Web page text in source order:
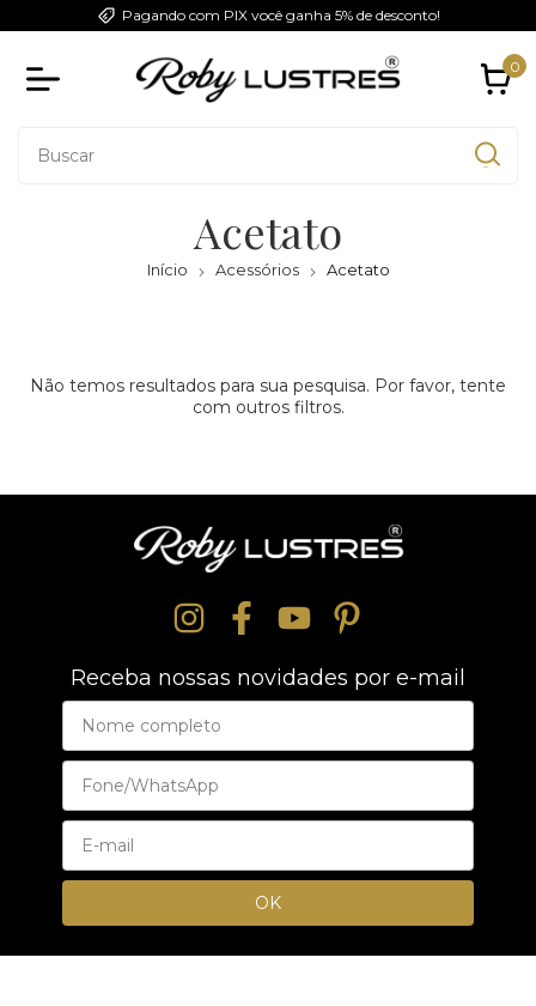
Pagando com PIX você ganha 5% de desconto!
0
Acetato
Início Acessórios Acetato
Não temos resultados para sua pesquisa. Por favor, tente
com outros filtros.
Receba nossas novidades por e-mail